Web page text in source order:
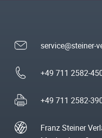
service@steiner-
+49 711 2582-
+49 711 2582-
Franz Steiner